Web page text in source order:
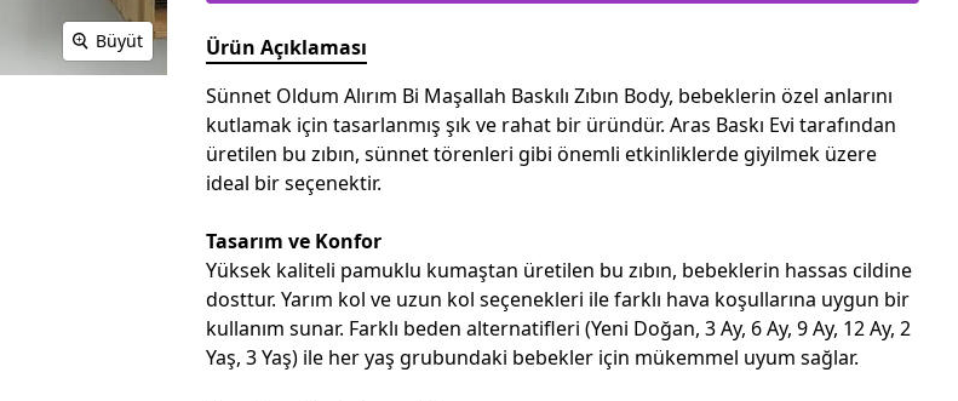
Büyüt
Ürün Açıklaması
Sünnet Oldum Alırım Bi Maşallah Baskılı Zıbın Body, bebeklerin özel anlarını
kutlamak için tasarlanmış şık ve rahat bir üründür. Aras Baskı Evi tarafından
üretilen bu zıbın, sünnet törenleri gibi önemli etkinliklerde giyilmek üzere
ideal bir seçenektir.
Tasarım ve Konfor
Yüksek kaliteli pamuklu kumaştan üretilen bu zıbın, bebeklerin hassas cildine
dosttur. Yarım kol ve uzun kol seçenekleri ile farklı hava koşullarına uygun bir
kullanım sunar. Farklı beden alternatifleri (Yeni Doğan, 3 Ay, 6 Ay, 9 Ay, 12 Ay, 2
Yaş, 3 Yaş) ile her yaş grubundaki bebekler için mükemmel uyum sağlar.